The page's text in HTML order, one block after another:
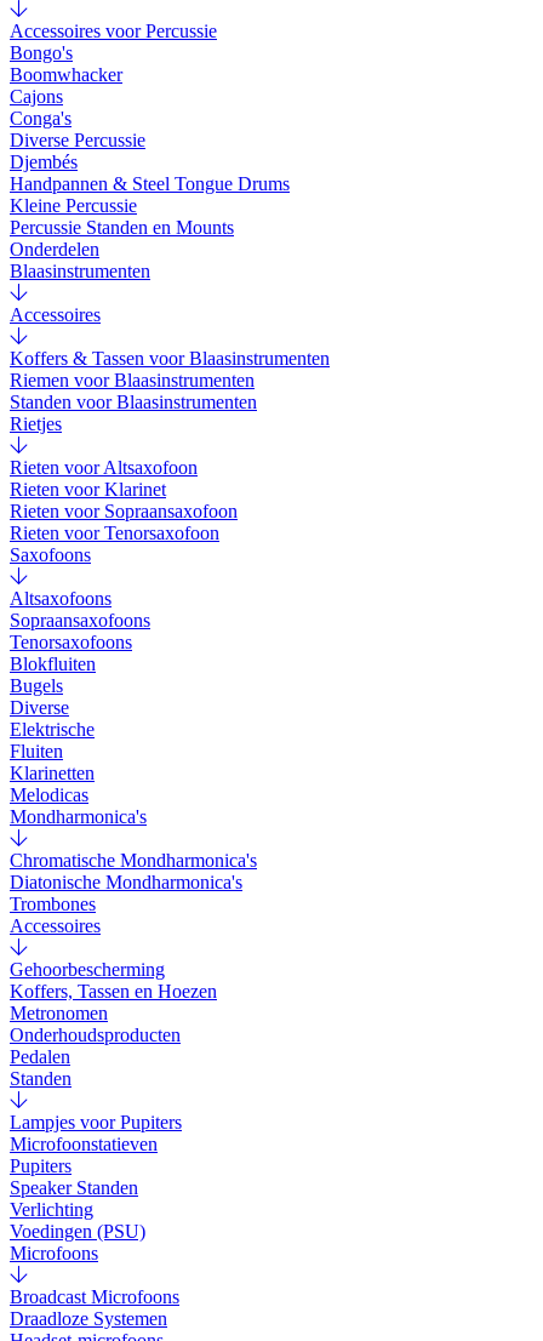
Accessoires voor Percussie
Bongo's
Boomwhacker
Cajons
Conga's
Diverse Percussie
Djembés
Handpannen & Steel Tongue Drums
Kleine Percussie
Percussie Standen en Mounts
Onderdelen
Blaasinstrumenten
Accessoires
Koffers & Tassen voor Blaasinstrumenten
Riemen voor Blaasinstrumenten
Standen voor Blaasinstrumenten
Rietjes
Rieten voor Altsaxofoon
Rieten voor Klarinet
Rieten voor Sopraansaxofoon
Rieten voor Tenorsaxofoon
Saxofoons
Altsaxofoons
Sopraansaxofoons
Tenorsaxofoons
Blokfluiten
Bugels
Diverse
Elektrische
Fluiten
Klarinetten
Melodicas
Mondharmonica's
Chromatische Mondharmonica's
Diatonische Mondharmonica's
Trombones
Accessoires
Gehoorbescherming
Koffers, Tassen en Hoezen
Metronomen
Onderhoudsproducten
Pedalen
Standen
Lampjes voor Pupiters
Microfoonstatieven
Pupiters
Speaker Standen
Verlichting
Voedingen (PSU)
Microfoons
Broadcast Microfoons
Draadloze Systemen